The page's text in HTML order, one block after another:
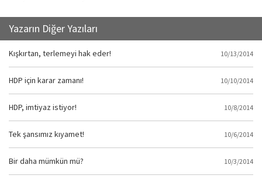
Yazarın Diğer Yazıları
Kışkırtan, terlemeyi hak eder! 10/13/2014
HDP için karar zamanı! 10/10/2014
HDP, imtiyaz istiyor! 10/8/2014
Tek şansımız kıyamet! 10/6/2014
Bir daha mümkün mü? 10/3/2014